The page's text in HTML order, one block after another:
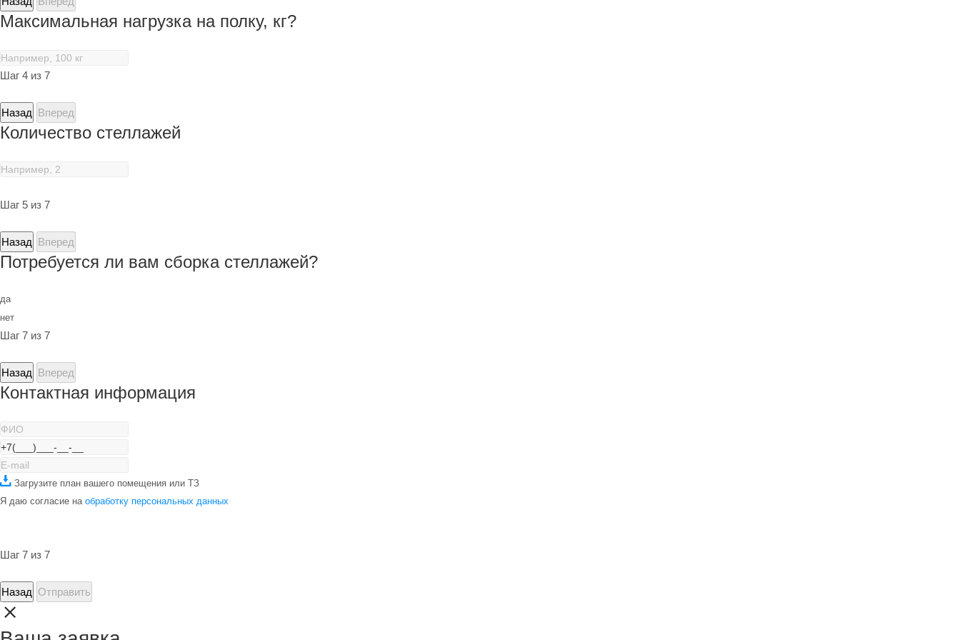
Максимальная нагрузка на полку, кг?
Шаг 4 из 7
Назад Вперед
Количество стеллажей
Шаг 5 из 7
Назад Вперед
Потребуется ли вам сборка стеллажей?
да
нет
Шаг 7 из 7
Назад Вперед
Контактная информация
Загрузите план вашего помещения или ТЗ
Я даю согласие на обработку персональных данных
Шаг 7 из 7
Назад Отправить